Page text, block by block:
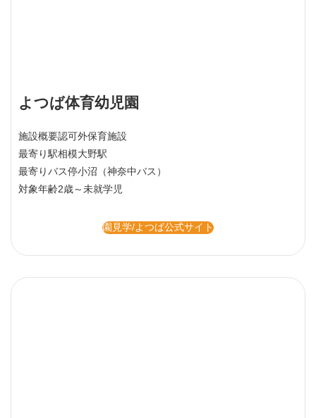
よつば体育幼児園
施設概要認可外保育施設
最寄り駅相模大野駅
最寄りバス停小沼（神奈中バス）
対象年齢2歳～未就学児
園見学/よつば公式サイト